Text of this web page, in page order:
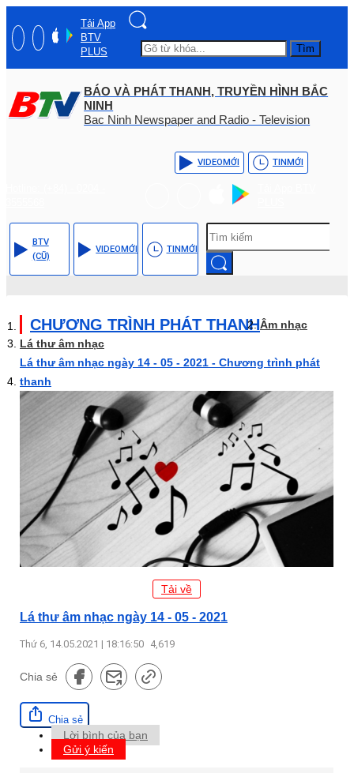
Tải App
BTV
PLUS
Tìm
BÁO VÀ PHÁT THANH, TRUYỀN HÌNH BẮC
NINH
Bac Ninh Newspaper and Radio - Television
VIDEOMỚI TINMỚI
BTV
(CŨ)
VIDEOMỚI TINMỚI
CHƯƠNG TRÌNH PHÁT THANHÂm nhạc
Lá thư âm nhạc
Lá thư âm nhạc ngày 14 - 05 - 2021 - Chương trình phát
thanh
Tải về
Lá thư âm nhạc ngày 14 - 05 - 2021
Thứ 6, 14.05.2021 | 18:16:50 4,619
Chia sẻ
Chia sẻ
Lời bình của bạn
Gửi ý kiến